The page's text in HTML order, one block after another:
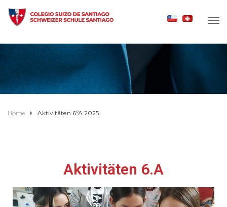
Home Aktivitäten 6ºA 2025
Aktivitäten 6.A